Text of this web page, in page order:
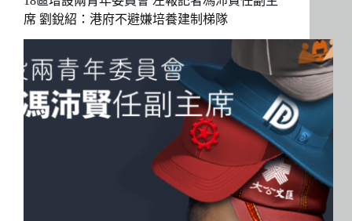
席 劉銳紹：港府不避嫌培養建制梯隊